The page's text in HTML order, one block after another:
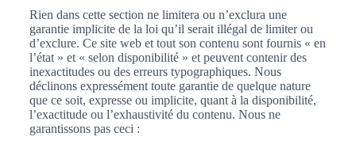
Rien dans cette section ne limitera ou n’exclura une
garantie implicite de la loi qu’il serait illégal de limiter ou
d’exclure. Ce site web et tout son contenu sont fournis « en
l’état » et « selon disponibilité » et peuvent contenir des
inexactitudes ou des erreurs typographiques. Nous
déclinons expressément toute garantie de quelque nature
que ce soit, expresse ou implicite, quant à la disponibilité,
l’exactitude ou l’exhaustivité du contenu. Nous ne
garantissons pas ceci :